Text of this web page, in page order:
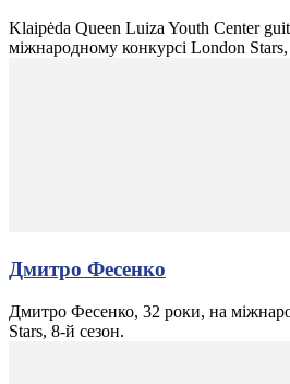
Klaipėda Queen Luiza Youth Center
міжнародному конкурсі London
Дмитро Фесенко
Дмитро Фесенко, 32 роки, на
Stars, 8-й сезон.